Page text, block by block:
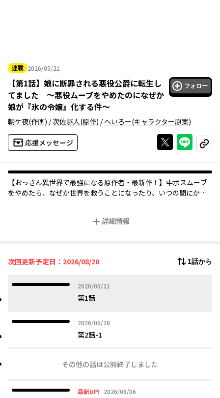
連載 2026/05/21
2026年05月21日
【第1話】 娘に断罪される悪役公爵に転生し
てました ～悪役ムーブをやめたのになぜか
娘が『氷の令嬢』化する件～
フォロー
朝ケ夜(作画) /次佐駆人(原作) /へいろー(キャラクター原案)
応援メッセージ Xで投稿する
ライン
コピー
【おっさん異世界で最強になる原作者・最新作！】中ボスムーブ
をやめたら、なぜか世界を救うことになったり、いつの間にかハ
ト。ゲームでは『氷の令嬢』と呼ばれる娘のフォルシーナに断罪
詳細情報
次回更新予定日：2026/08/20 1話から
2026/05/21
2026年05月21日
第1話
2026/05/28
2026年05月28日
第2話-1
その他の話は公開終了しました
最新UP! 2026/08/06
2026年08月06日